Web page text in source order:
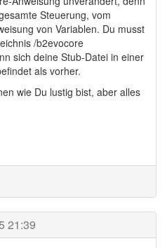
Steuerung, vom
von Variablen. Du musst
/b2evocore
sich deine Stub-Datei in einer
als vorher.
wie Du lustig bist, aber alles
21:39